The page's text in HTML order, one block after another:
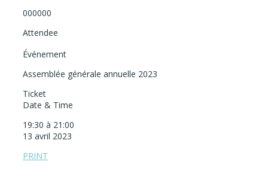
000000
Attendee
Événement
Assemblée générale annuelle 2023
Ticket
Date & Time
19:30 à 21:00
13 avril 2023
PRINT